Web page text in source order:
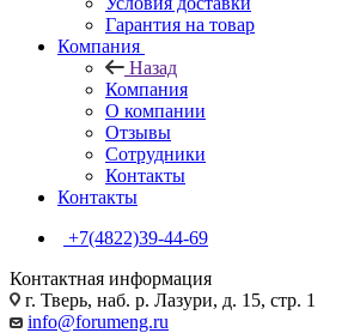
Гарантия на товар
Компания
Назад
Компания
О компании
Отзывы
Сотрудники
Контакты
Контакты
+7(4822)39-44-69
Контактная информация
г. Тверь, наб. р. Лазури, д. 15, стр. 1
info@forumeng.ru